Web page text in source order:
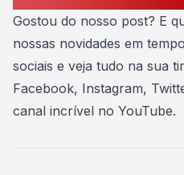
Gostou do nosso post? E
nossas novidades em
sociais e veja tudo na sua
Facebook, Instagram,
canal incrível no YouTube.